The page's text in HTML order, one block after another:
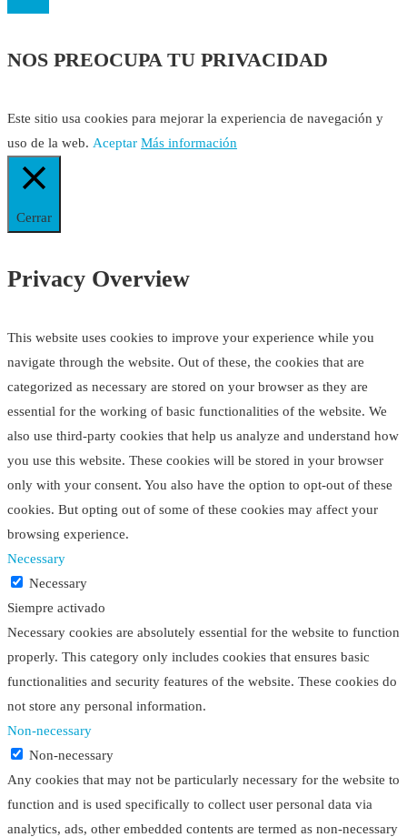
NOS PREOCUPA TU PRIVACIDAD
Este sitio usa cookies para mejorar la experiencia de navegación y
uso de la web. Aceptar Más información
Cerrar
Privacy Overview
This website uses cookies to improve your experience while you
navigate through the website. Out of these, the cookies that are
categorized as necessary are stored on your browser as they are
essential for the working of basic functionalities of the website. We
also use third-party cookies that help us analyze and understand how
you use this website. These cookies will be stored in your browser
only with your consent. You also have the option to opt-out of these
cookies. But opting out of some of these cookies may affect your
browsing experience.
Necessary
Necessary
Siempre activado
Necessary cookies are absolutely essential for the website to function
properly. This category only includes cookies that ensures basic
functionalities and security features of the website. These cookies do
not store any personal information.
Non-necessary
Non-necessary
Any cookies that may not be particularly necessary for the website to
function and is used specifically to collect user personal data via
analytics, ads, other embedded contents are termed as non-necessary